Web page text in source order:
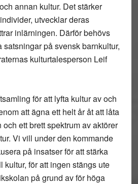
annan kultur. Det stärker
utvecklar deras
inlärningen. Därför behövs
på svensk barnkultur,
kulturtalesperson Leif
för att lyfta kultur av och
att ägna ett helt år åt att låta
ett brett spektrum av aktörer
Vi vill under den kommande
på insatser för att stärka
för att ingen stängs ute
på grund av för höga